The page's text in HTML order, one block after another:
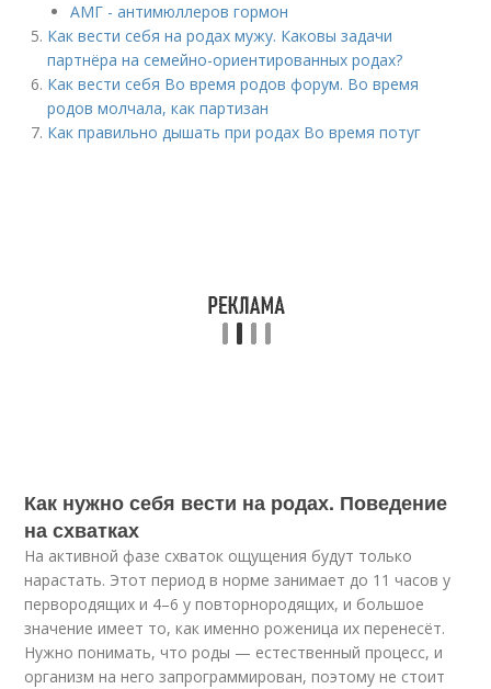
АМГ - антимюллеров гормон
Как вести себя на родах мужу. Каковы задачи
партнёра на семейно-ориентированных родах?
Как вести себя Во время родов форум. Во время
родов молчала, как партизан
Как правильно дышать при родах Во время потуг
Как нужно себя вести на родах. Поведение
на схватках
На активной фазе схваток ощущения будут только
нарастать. Этот период в норме занимает до 11 часов у
первородящих и 4–6 у повторнородящих, и большое
значение имеет то, как именно роженица их перенесёт.
Нужно понимать, что роды — естественный процесс, и
организм на него запрограммирован, поэтому не стоит